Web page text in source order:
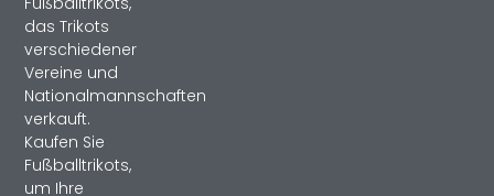
das Trikots
verschiedener
Vereine und
Nationalmannschaften
verkauft.
Kaufen Sie
Fußballtrikots,
um Ihre